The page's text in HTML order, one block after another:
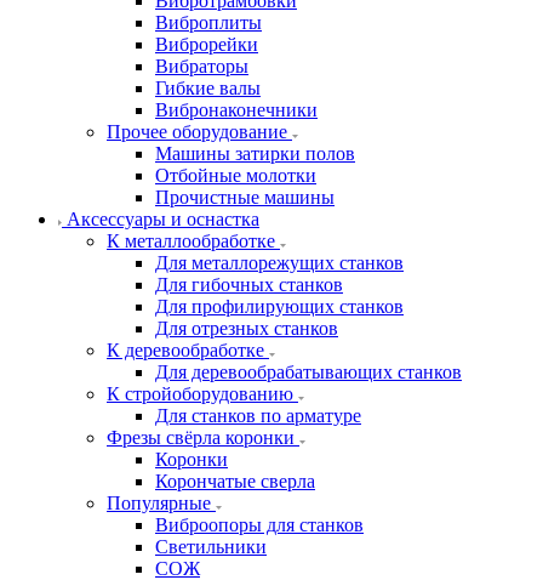
Виброплиты
Виброрейки
Вибраторы
Гибкие валы
Вибронаконечники
Прочее оборудование
Машины затирки полов
Отбойные молотки
Прочистные машины
Аксeccyapы и оснастка
К металлообработке
Для металлорежущих станков
Для гибочных станков
Для профилирующих станков
Для отрезных станков
К деревообработке
Для деревообрабатывающих станков
К стройоборудованию
Для станков по арматуре
Фрезы свёрла коронки
Коронки
Корончатые сверла
Популярные
Виброопоры для станков
Светильники
СОЖ